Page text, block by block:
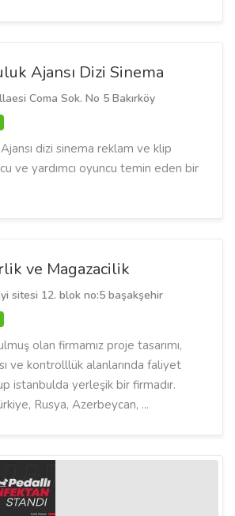
Ajansı Dizi Sinema
Coma Sok. No 5 Bakırköy
dizi sinema reklam ve klip
ve yardımcı oyuncu temin eden bir
ve Magazacilik
sitesi 12. blok no:5 başakşehir
olan firmamız proje tasarımı,
ve kontrolllük alanlarında faliyet
istanbulda yerleşik bir firmadır.
Rusya, Azerbeycan, ...